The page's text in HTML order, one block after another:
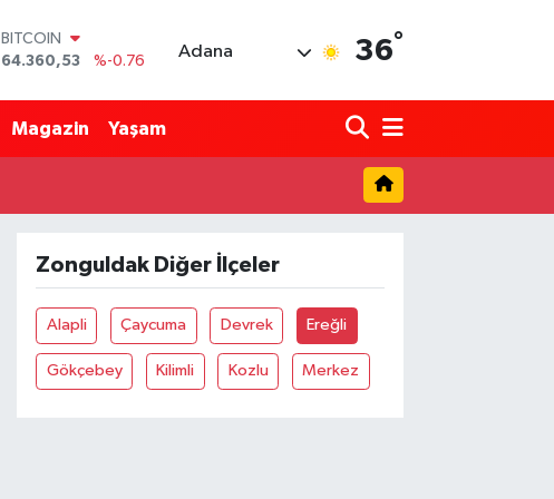
BITCOIN
64.360,53
%-0.76
EURO
GRAM ALTIN
BİST100
13.887
%64
Adana 36°
Magazin Yaşam
Zonguldak Diğer İlçeler
Alapli Çaycuma Devrek Ereğli
Gökçebey Kilimli Kozlu Merkez